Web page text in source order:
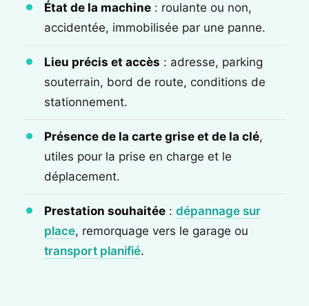
État de la machine : roulante ou non,
accidentée, immobilisée par une panne.
Lieu précis et accès : adresse, parking
souterrain, bord de route, conditions de
stationnement.
Présence de la carte grise et de la clé,
utiles pour la prise en charge et le
déplacement.
Prestation souhaitée : dépannage sur
place, remorquage vers le garage ou
transport planifié.